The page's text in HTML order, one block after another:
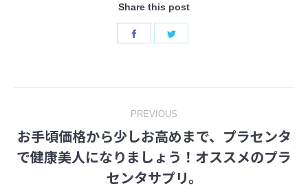
Share this post
Share
navigation
PREVIOUS
Previous
post:
お手頃価格から少しお高めまで、プラセンタ
で健康美人になりましょう！オススメのプラ
センタサプリ。